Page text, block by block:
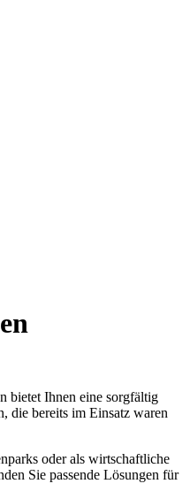
bietet Ihnen eine sorgfältig
die bereits im Einsatz waren
oder als wirtschaftliche
Sie passende Lösungen für